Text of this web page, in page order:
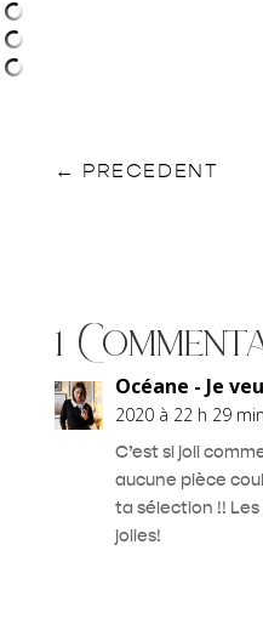
← PRECEDENT
1
Océane - Je
2020 à 22 h 29 min
C’est si joli
aucune pièce
ta sélection !!
jolies!